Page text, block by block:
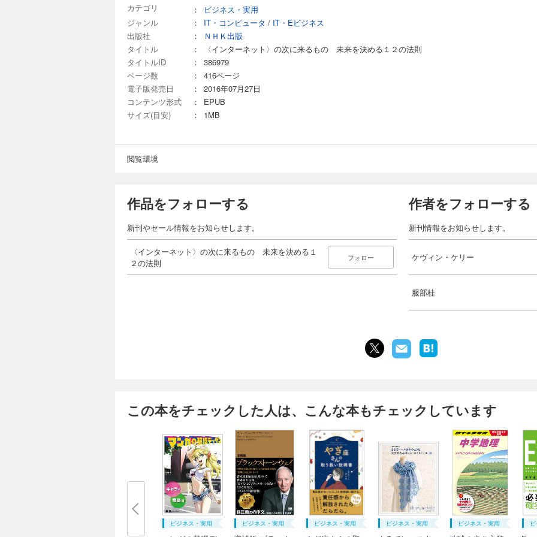
カテゴリ ：
ビジネス・実用
ジャンル
： IT・コンピュータ / IT・Eビジネス
出版社
：
ＮＨＫ出版
タイトル
：
〈インターネット〉の次に来るもの 未来を決める１２の法則
タイトルID
：
386979
ページ数
：
416ページ
電子版発売日
：
2016年07月27日
コンテンツ形式
：
EPUB
サイズ(目安)
： 1MB
閲覧環境
作品をフォローする
新刊やセール情報をお知らせします。
〈インターネット〉の次に来るもの 未来を決める１
２の法則
フォロー
作者をフォローする
新刊情報をお知らせします。
ケヴィン・ケリー
服部桂
この本をチェックした人は、こんな本もチェックしています
ビジネス・実用 ビジネス・実用 ビジネス・実用 ビジネス・実用 ビジネス・実用